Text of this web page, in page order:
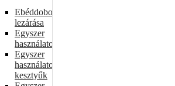
Ebéddobozok
lezárása
Egyszer
használatos
Egyszer
használatos
kesztyűk